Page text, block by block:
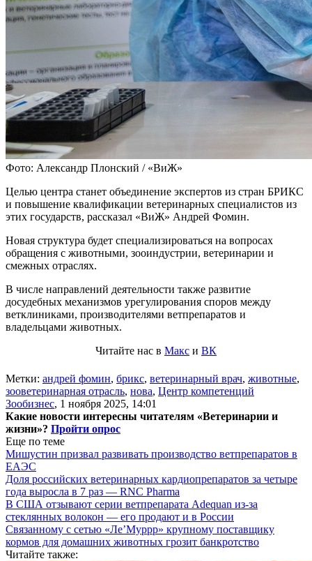
Фото: Александр Плонский / «ВиЖ»
Целью центра станет объединение экспертов из стран БРИКС
и повышение квалификации ветеринарных специалистов из
этих государств, рассказал «ВиЖ» Андрей Фомин.
Новая структура будет специализироваться на вопросах
обращения с животными, зооиндустрии, ветеринарии и
смежных отраслях.
В числе направлений деятельности также развитие
досудебных механизмов урегулирования споров между
ветклиниками, производителями ветпрепаратов и
владельцами животных.
Читайте нас в Макс и ВК
Метки: андрей фомин, брикс, ветеринарный врач, животные,
зооветеринарная отрасль, нова, Центр компетенций
Зообизнес, 1 ноября 2025, 14:01
Какие новости интересны читателям «Ветеринарии и
жизни»? Пройти опрос
Еще по теме
Мишустин призвал развивать производство ветпрепаратов в
ЕАЭС
Доля российских ветеринарных кардиопрепаратов за четыре
года выросла в 7 раз — RNC Pharma
В США отзывают серии ветпрепарата Adequan из-за
стеклянных волокон — его продают и в России
Связанному с сетью «Ле’Муррр» крупному поставщику
кормов для домашних животных грозит банкротство
Читайте также: